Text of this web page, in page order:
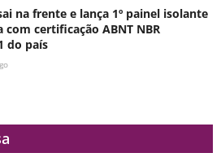
na frente e lança 1º painel isolante
com certificação ABNT NBR
do país